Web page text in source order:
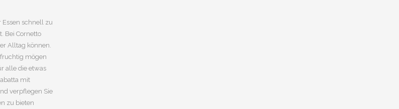
Essen schnell zu
Bei Cornetto
Alltag können.
mögen
alle die etwas
mit
verpflegen Sie
zu bieten